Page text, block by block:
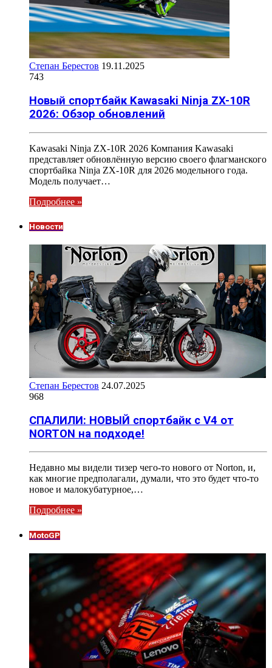
Степан Берестов 19.11.2025
743
Новый спортбайк Kawasaki Ninja ZX-10R
2026: Обзор обновлений
Kawasaki Ninja ZX-10R 2026 Компания Kawasaki
представляет обновлённую версию своего флагманского
спортбайка Ninja ZX-10R для 2026 модельного года.
Модель получает…
Подробнее »
Новости
Степан Берестов 24.07.2025
968
СПАЛИЛИ: НОВЫЙ спортбайк с V4 от
NORTON на подходе!
Недавно мы видели тизер чего-то нового от Norton, и,
как многие предполагали, думали, что это будет что-то
новое и малокубатурное,…
Подробнее »
MotoGP